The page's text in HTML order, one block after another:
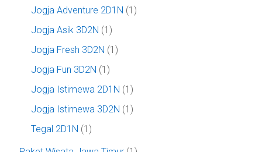
Jogja Adventure 2D1N (1)
Jogja Asik 3D2N (1)
Jogja Fresh 3D2N (1)
Jogja Fun 3D2N (1)
Jogja Istimewa 2D1N (1)
Jogja Istimewa 3D2N (1)
Tegal 2D1N (1)